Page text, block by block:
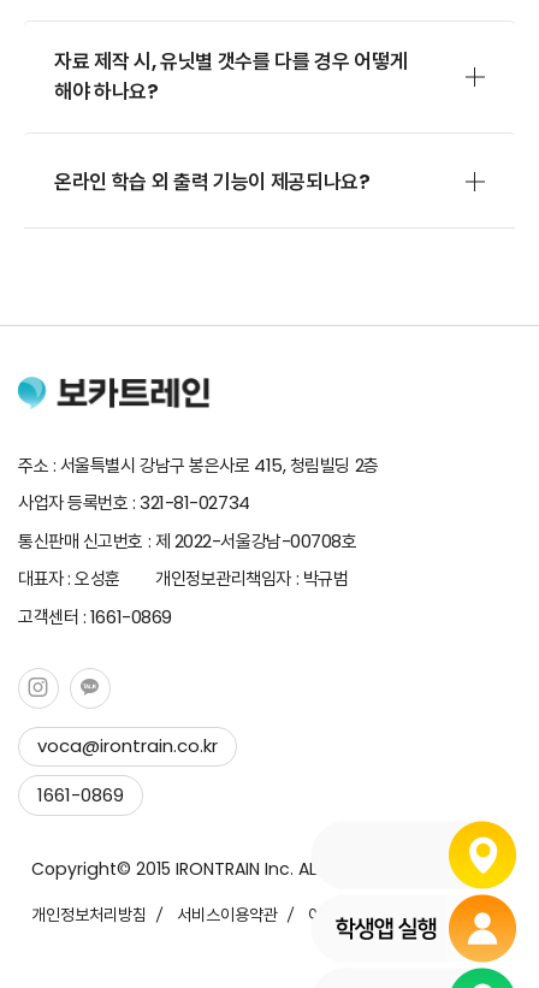
자료 제작 시, 유닛별 갯수를 다를 경우 어떻게
해야 하나요?
온라인 학습 외 출력 기능이 제공되나요?
주소 : 서울특별시 강남구 봉은사로 415, 청림빌딩 2층
사업자 등록번호 : 321-81-02734
통신판매 신고번호 : 제 2022-서울강남-00708호
대표자 : 오성훈 개인정보관리책임자 : 박규범
고객센터 : 1661-0869
voca@irontrain.co.kr
Copy to clipboard
Copied !
1661-0869
Copyright© 2015 IRONTRAIN Inc. ALL Rights Reserved.
개인정보처리방침
서비스이용약관 이메일무단수집거부